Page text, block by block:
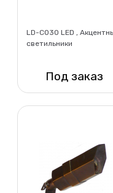
LD-C030 LED ,
светильники
Под заказ
Нет в